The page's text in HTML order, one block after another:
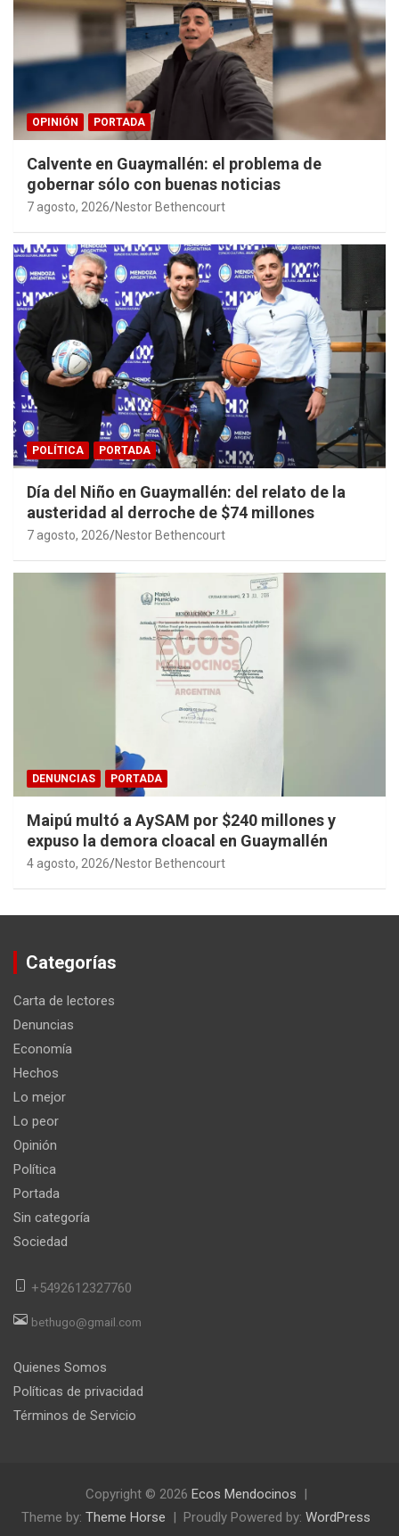
OPINIÓN PORTADA
Calvente en Guaymallén: el problema de
gobernar sólo con buenas noticias
7 agosto, 2026 Nestor Bethencourt
POLÍTICA PORTADA
Día del Niño en Guaymallén: del relato de la
austeridad al derroche de $74 millones
7 agosto, 2026 Nestor Bethencourt
DENUNCIAS PORTADA
Maipú multó a AySAM por $240 millones y
expuso la demora cloacal en Guaymallén
4 agosto, 2026 Nestor Bethencourt
Categorías
Carta de lectores
Denuncias
Economía
Hechos
Lo mejor
Lo peor
Opinión
Política
Portada
Sin categoría
Sociedad
+5492612327760
bethugo@gmail.com
Quienes Somos
Políticas de privacidad
Términos de Servicio
Copyright © 2026 Ecos Mendocinos
Theme by: Theme Horse Proudly Powered by: WordPress